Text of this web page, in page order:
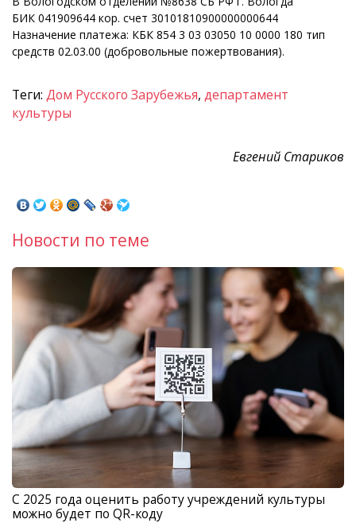
БИК 041909644 кор. счет 30101810900000000644
Назначение платежа: КБК 854 3 03 03050 10 0000 180 тип
средств 02.03.00 (добровольные пожертвования).
Теги: Дом Русского Зарубежья, департамент
культуры
Евгений Стариков
Новости по теме
С 2025 года оценить работу учреждений культуры
можно будет по QR-коду